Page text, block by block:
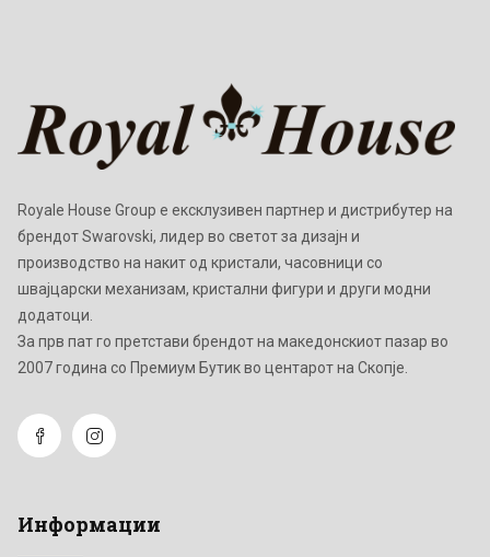
Royale House Group е ексклузивен партнер и дистрибутер на
брендот Swarovski, лидер во светот за дизајн и
производство на накит од кристали, часовници со
швајцарски механизам, кристални фигури и други модни
додатоци.
Зa прв пат го претстави брендот на македонскиот пазар во
2007 година со Премиум Бутик во центарот на Скопје.
Информации